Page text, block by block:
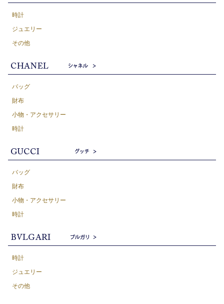
時計
ジュエリー
その他
バッグ
財布
小物・アクセサリー
時計
バッグ
財布
小物・アクセサリー
時計
時計
ジュエリー
その他